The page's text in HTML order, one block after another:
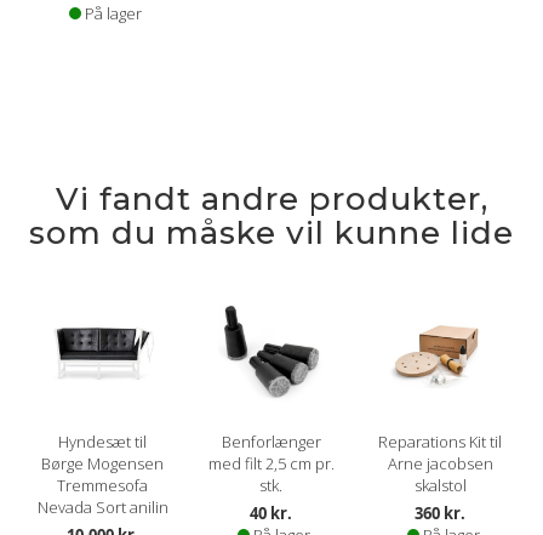
På lager
Vi fandt andre produkter,
som du måske vil kunne lide
Hyndesæt til
Børge Mogensen
Tremmesofa
Nevada Sort anilin
Benforlænger
med filt 2,5 cm pr.
stk.
40 kr.
Reparations Kit til
Arne jacobsen
skalstol
360 kr.